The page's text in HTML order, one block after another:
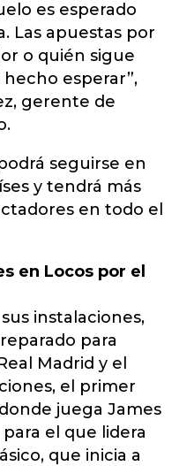
es esperado
Las apuestas por
o quién sigue
esperar”,
gerente de
seguirse en
y tendrá más
en todo el
en Locos por el
instalaciones,
para
Madrid y el
el primer
juega James
el que lidera
que inicia a